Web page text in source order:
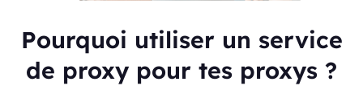
Pourquoi utiliser un service
de proxy pour tes proxys ?